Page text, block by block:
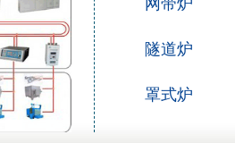
网带炉
隧道炉
罩式炉